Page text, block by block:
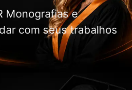
Monografias e
com seus trabalhos